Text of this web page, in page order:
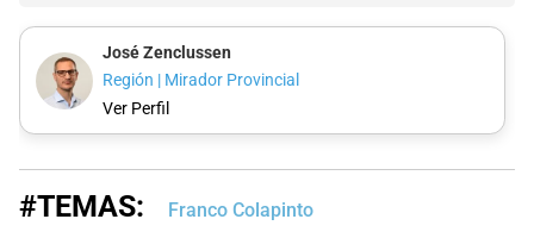
José Zenclussen
Región | Mirador Provincial
Ver Perfil
#TEMAS: Franco Colapinto